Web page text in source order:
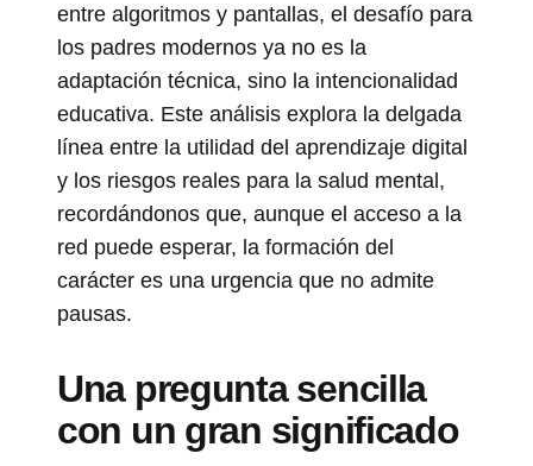
entre algoritmos y pantallas, el desafío para
los padres modernos ya no es la
adaptación técnica, sino la intencionalidad
educativa. Este análisis explora la delgada
línea entre la utilidad del aprendizaje digital
y los riesgos reales para la salud mental,
recordándonos que, aunque el acceso a la
red puede esperar, la formación del
carácter es una urgencia que no admite
pausas.
Una pregunta sencilla
con un gran significado